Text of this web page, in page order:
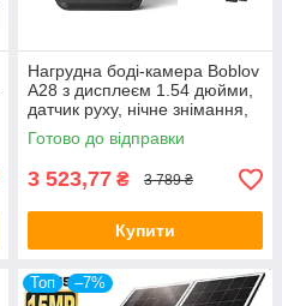
Нагрудна боді-камера Boblov
A28 з дисплеєм 1.54 дюйми,
датчик руху, нічне знімання,
акум — ОРІГІНАЛ!
Готово до відправки
3 523,77 ₴ 3 789 ₴
Купити
Топ –7%